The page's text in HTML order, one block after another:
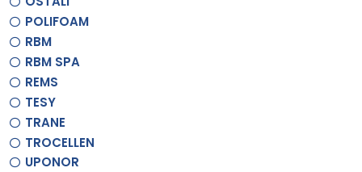
POLIFOAM
RBM
RBM SPA
REMS
TESY
TRANE
TROCELLEN
UPONOR